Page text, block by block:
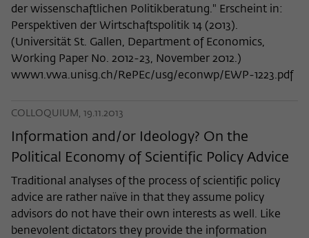
der wissenschaftlichen Politikberatung." Erscheint in:
Perspektiven der Wirtschaftspolitik 14 (2013).
(Universität St. Gallen, Department of Economics,
Working Paper No. 2012-23, November 2012.)
www1.vwa.unisg.ch/RePEc/usg/econwp/EWP-1223.pdf
COLLOQUIUM, 19.11.2013
Information and/or Ideology? On the
Political Economy of Scientific Policy Advice
Traditional analyses of the process of scientific policy
advice are rather naïve in that they assume policy
advisors do not have their own interests as well. Like
benevolent dictators they provide the information